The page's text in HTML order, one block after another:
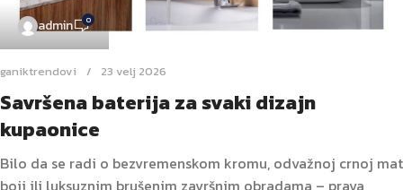
admin 0
ganiktrendovi 23 velj 2026
Savršena baterija za svaki dizajn
kupaonice
Bilo da se radi o bezvremenskom kromu, odvažnoj crnoj mat
boji ili luksuznim brušenim završnim obradama – prava